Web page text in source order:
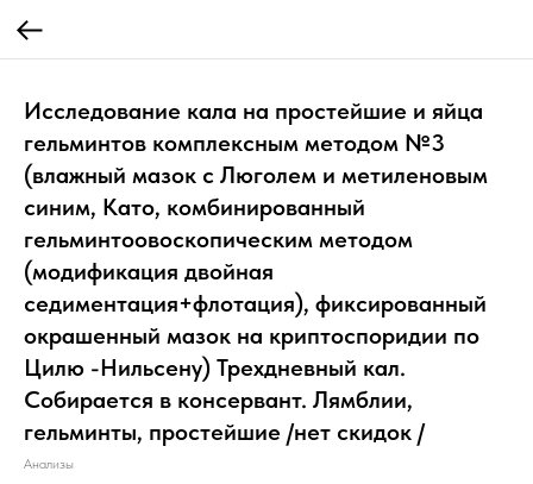
Исследование кала на простейшие и яйца
гельминтов комплексным методом №3
(влажный мазок с Люголем и метиленовым
синим, Като, комбинированный
гельминтоовоскопическим методом
(модификация двойная
седиментация+флотация), фиксированный
окрашенный мазок на криптоспоридии по
Цилю -Нильсену) Трехдневный кал.
Собирается в консервант. Лямблии,
гельминты, простейшие /нет скидок /
Анализы